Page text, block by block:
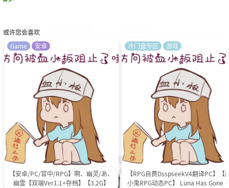
或许您会喜欢
【安卓/PC/官中/RPG】啊、幽灵/あ、
幽霊【双端Ver1.1+存档】【3.2G】
Game 安卓
【RPG自费DsspseekV4翻译PC】【
小鬼RPG动态PC】 Luna Has Gone
冷门盘专区 游戏